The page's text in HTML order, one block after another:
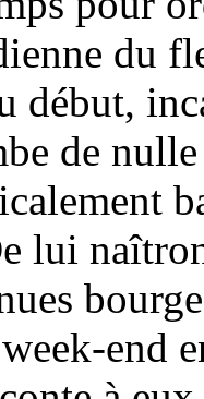
du
début,
de
lui
end